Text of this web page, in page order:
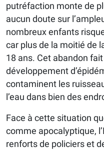
putréfaction monte de
aucun doute sur
nombreux enfants
car plus de la moitié de
18 ans. Cet abandon
développement
contaminent les
l’eau dans bien des
Face à cette situation
comme apocalyptique,
renforts de policiers et